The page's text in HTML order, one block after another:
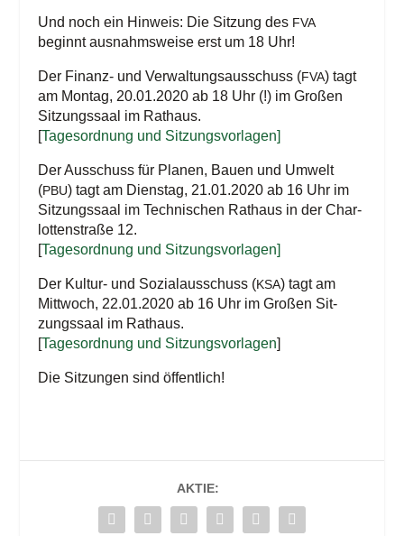
Und noch ein Hin­weis: Die Sit­zung des FVA
beginnt aus­nahms­wei­se erst um 18 Uhr!
Der Finanz- und Ver­wal­tungs­aus­schuss (FVA) tagt
am Mon­tag, 20.01.2020 ab 18 Uhr (!) im Gro­ßen
Sit­zungs­saal im Rathaus.
[Tages­ord­nung und Sitzungsvorlagen]
Der Aus­schuss für Pla­nen, Bau­en und Umwelt
(PBU) tagt am Diens­tag, 21.01.2020 ab 16 Uhr im
Sit­zungs­saal im Tech­ni­schen Rat­haus in der Char­
lot­ten­stra­ße 12.
[Tages­ord­nung und Sitzungsvorlagen]
Der Kul­tur- und Sozi­al­aus­schuss (KSA) tagt am
Mitt­woch, 22.01.2020 ab 16 Uhr im Gro­ßen Sit­
zungs­saal im Rathaus.
[Tages­ord­nung und Sit­zungs­vor­la­gen]
Die Sit­zun­gen sind öffentlich!
AKTIE: